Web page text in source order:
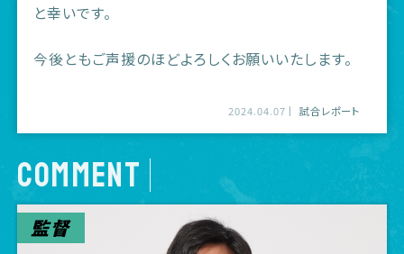
と幸いです。
今後ともご声援のほどよろしくお願いいたします。
2024.04.07 試合レポート
COMMENT
監督